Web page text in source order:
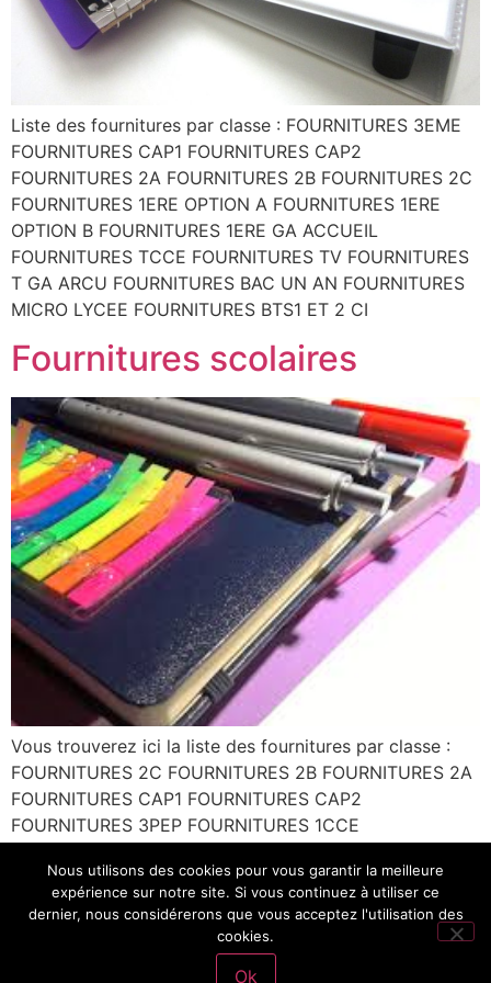
Liste des fournitures par classe : FOURNITURES 3EME
FOURNITURES CAP1 FOURNITURES CAP2
FOURNITURES 2A FOURNITURES 2B FOURNITURES 2C
FOURNITURES 1ERE OPTION A FOURNITURES 1ERE
OPTION B FOURNITURES 1ERE GA ACCUEIL
FOURNITURES TCCE FOURNITURES TV FOURNITURES
T GA ARCU FOURNITURES BAC UN AN FOURNITURES
MICRO LYCEE FOURNITURES BTS1 ET 2 CI
Fournitures scolaires
Vous trouverez ici la liste des fournitures par classe :
FOURNITURES 2C FOURNITURES 2B FOURNITURES 2A
FOURNITURES CAP1 FOURNITURES CAP2
FOURNITURES 3PEP FOURNITURES 1CCE
FOURNITURES TCCE FOURNITURES TGA ARCU
FOURNITURES TVTE FOURNITURES CCE UN UN
FOURNITURES MICRO LYCEE FOURNITURES BTS1 ET 2
Nous utilisons des cookies pour vous garantir la meilleure
expérience sur notre site. Si vous continuez à utiliser ce
dernier, nous considérerons que vous acceptez l'utilisation des
cookies.
Ok